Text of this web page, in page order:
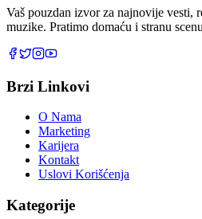
Vaš pouzdan izvor za najnovije vesti,
muzike. Pratimo domaću i stranu
Brzi Linkovi
O Nama
Marketing
Karijera
Kontakt
Uslovi Korišćenja
Kategorije